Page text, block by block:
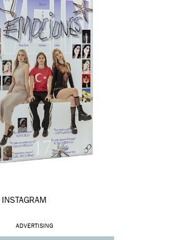
INSTAGRAM
ADVERTISING